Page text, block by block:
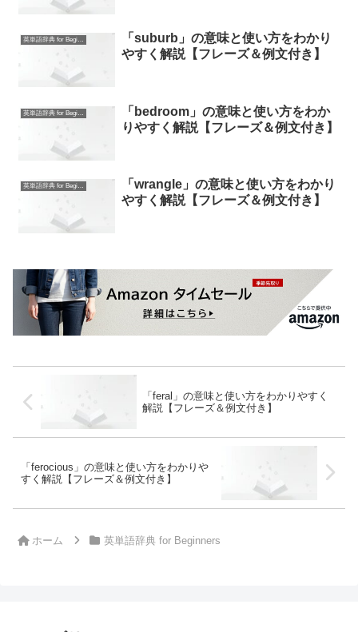
英単語辞典 for Beginners
「suburb」の意味と使い方をわかり
やすく解説【フレーズ＆例文付き】
英単語辞典 for Beginners
「bedroom」の意味と使い方をわか
りやすく解説【フレーズ＆例文付き】
英単語辞典 for Beginners
「wrangle」の意味と使い方をわかり
やすく解説【フレーズ＆例文付き】
「feral」の意味と使い方をわかりやすく
解説【フレーズ＆例文付き】
「ferocious」の意味と使い方をわかりや
すく解説【フレーズ＆例文付き】
ホーム 英単語辞典 for Beginners